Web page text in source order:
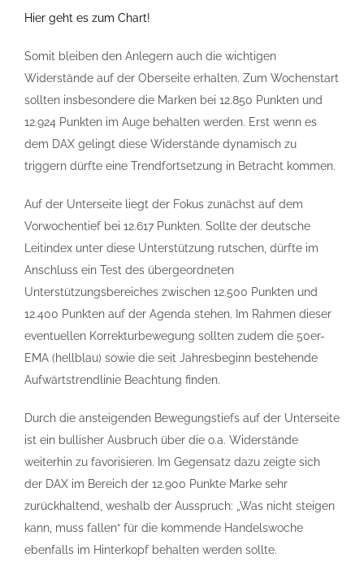
Hier geht es zum Chart!
Somit bleiben den Anlegern auch die wichtigen
Widerstände auf der Oberseite erhalten. Zum Wochenstart
sollten insbesondere die Marken bei 12.850 Punkten und
12.924 Punkten im Auge behalten werden. Erst wenn es
dem DAX gelingt diese Widerstände dynamisch zu
triggern dürfte eine Trendfortsetzung in Betracht kommen.
Auf der Unterseite liegt der Fokus zunächst auf dem
Vorwochentief bei 12.617 Punkten. Sollte der deutsche
Leitindex unter diese Unterstützung rutschen, dürfte im
Anschluss ein Test des übergeordneten
Unterstützungsbereiches zwischen 12.500 Punkten und
12.400 Punkten auf der Agenda stehen. Im Rahmen dieser
eventuellen Korrekturbewegung sollten zudem die 50er-
EMA (hellblau) sowie die seit Jahresbeginn bestehende
Aufwärtstrendlinie Beachtung finden.
Durch die ansteigenden Bewegungstiefs auf der Unterseite
ist ein bullisher Ausbruch über die o.a. Widerstände
weiterhin zu favorisieren. Im Gegensatz dazu zeigte sich
der DAX im Bereich der 12.900 Punkte Marke sehr
zurückhaltend, weshalb der Ausspruch: „Was nicht steigen
kann, muss fallen“ für die kommende Handelswoche
ebenfalls im Hinterkopf behalten werden sollte.